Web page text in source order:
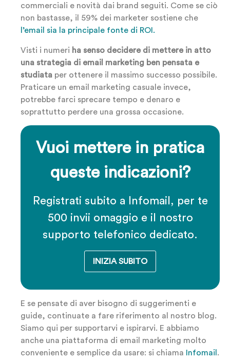
commerciali e novità dai brand seguiti. Come se ciò
non bastasse, il 59% dei marketer sostiene che
l’email sia la principale fonte di ROI.
Visti i numeri ha senso decidere di mettere in atto
una strategia di email marketing ben pensata e
studiata per ottenere il massimo successo possibile.
Praticare un email marketing casuale invece,
potrebbe farci sprecare tempo e denaro e
soprattutto perdere una grossa occasione.
Vuoi mettere in pratica
queste indicazioni?
Registrati subito a Infomail, per te
500 invii omaggio e il nostro
supporto telefonico dedicato.
INIZIA SUBITO
E se pensate di aver bisogno di suggerimenti e
guide, continuate a fare riferimento al nostro blog.
Siamo qui per supportarvi e ispirarvi. E abbiamo
anche una piattaforma di email marketing molto
conveniente e semplice da usare: si chiama
Infomail .